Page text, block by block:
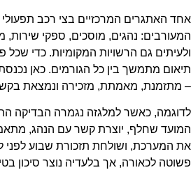
אחד האתגרים המרכזיים בצי רכב תפעולי
המעורבים: נהגים, מוסכים, ספקי
ולעיתים גם הרשויות המקומיות. כדי שכל
תיאום מתמשך בין כל הגורמים. כאן
– מתזמנת, מאמתת, מזכירה ונמצאת
לדוגמה, כאשר למלגזה נגמרה הבדיקה
המועד שחלף, יוצרת קשר עם הנהג,
את המערכת, ושולחת תזכורת שבוע לפני
פשוטה לכאורה, אך בלעדיה נוצר סיכון